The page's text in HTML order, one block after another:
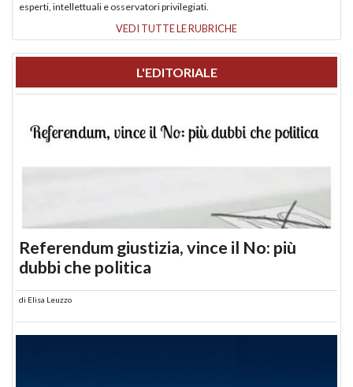
esperti, intellettuali e osservatori privilegiati.
VEDI TUTTE LE RUBRICHE
L'EDITORIALE
Referendum giustizia, vince il No: più
dubbi che politica
di Elisa Leuzzo